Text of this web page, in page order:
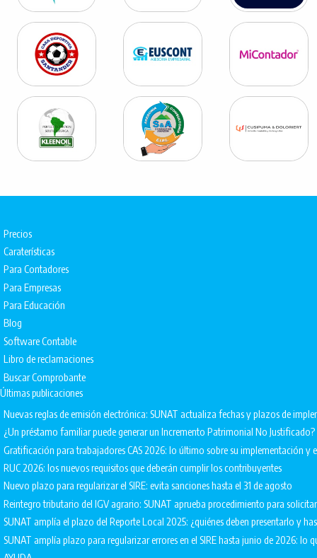
Precios
Caraterísticas
Para Contadores
Para Empresas
Para Educación
Blog
Software Contable
Libro de reclamaciones
Buscar Comprobante
Últimas publicaciones
Nuevas reglas de emisión electrónica: SUNAT actualiza fechas y plazos de
¿Un préstamo familiar puede generar un Incremento Patrimonial No Justificado?
Gratificación para trabajadores CAS 2026: lo último sobre su implementación
RUC 2026: los nuevos requisitos que deberán cumplir los contribuyentes
Nuevo plazo para regularizar el SIRE: evita sanciones hasta el 31 de agosto
Reintegro tributario del IGV agrario: SUNAT aprueba procedimiento para
SUNAT amplía el plazo del Reporte Local 2025: ¿quiénes deben presentarlo y
SUNAT amplía plazo para regularizar errores en el SIRE hasta junio de 2026: lo